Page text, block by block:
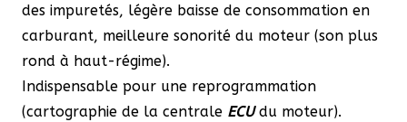
des impuretés, légère baisse de consommation en
carburant, meilleure sonorité du moteur (son plus
rond à haut-régime).
Indispensable pour une reprogrammation
(cartographie de la centrale ECUdu moteur).